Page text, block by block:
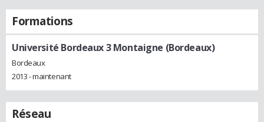
Formations
Université Bordeaux 3 Montaigne (Bordeaux)
Bordeaux
2013 - maintenant
Réseau